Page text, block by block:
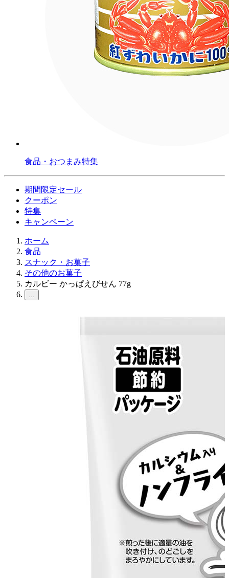
食品・おつまみ特集
期間限定セール
クーポン
特集
キャンペーン
ホーム
食品
スナック・お菓子
その他のお菓子
カルビー かっぱえびせん 77g
...